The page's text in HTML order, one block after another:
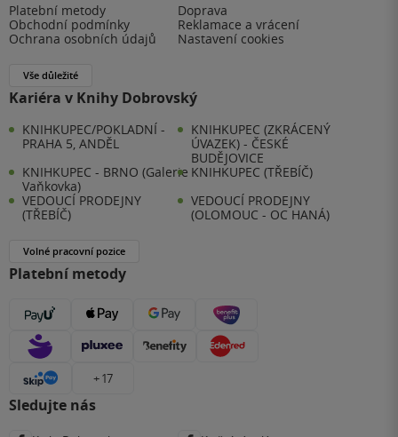
Platební metody
Doprava
Obchodní podmínky
Reklamace a vrácení
Ochrana osobních údajů
Nastavení cookies
Vše důležité
Kariéra v Knihy Dobrovský
KNIHKUPEC/POKLADNÍ -
PRAHA 5, ANDĚL
KNIHKUPEC (ZKRÁCENÝ
ÚVAZEK) - ČESKÉ
BUDĚJOVICE
KNIHKUPEC - BRNO (Galerie
Vaňkovka)
KNIHKUPEC (TŘEBÍČ)
VEDOUCÍ PRODEJNY
(TŘEBÍČ)
VEDOUCÍ PRODEJNY
(OLOMOUC - OC HANÁ)
Volné pracovní pozice
Platební metody
+ 17
Sledujte nás